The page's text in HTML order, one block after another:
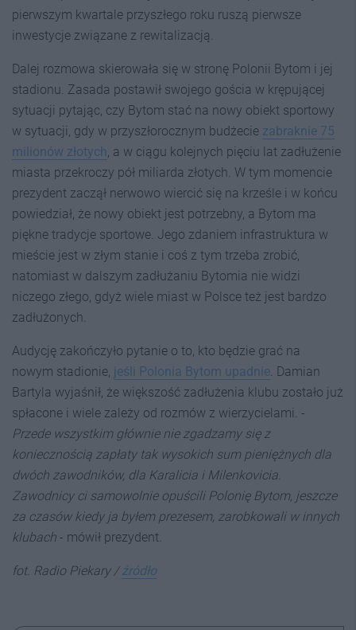
pierwszym kwartale przyszłego roku ruszą pierwsze
inwestycje związane z rewitalizacją.
Dalej rozmowa skierowała się w stronę Polonii Bytom i jej
stadionu. Zasada postawił swojego gościa w krępującej
sytuacji pytając, czy Bytom stać na nowy obiekt sportowy
w sytuacji, gdy w przyszłorocznym budżecie zabraknie 75
milionów złotych, a w ciągu kolejnych pięciu lat zadłużenie
miasta przekroczy pół miliarda złotych. W tym momencie
prezydent zaczął nerwowo wiercić się na krześle i w końcu
powiedział, że nowy obiekt jest potrzebny, a Bytom ma
piękne tradycje sportowe. Jego zdaniem infrastruktura w
mieście jest w złym stanie i coś z tym trzeba zrobić,
natomiast w dalszym zadłużaniu Bytomia nie widzi
niczego złego, gdyż wiele miast w Polsce też jest bardzo
zadłużonych.
Audycję zakończyło pytanie o to, kto będzie grać na
nowym stadionie, jeśli Polonia Bytom upadnie. Damian
Bartyla wyjaśnił, że większość zadłużenia klubu zostało już
spłacone i wiele zależy od rozmów z wierzycielami. -
Przede wszystkim głównie nie zgadzamy się z
koniecznością zapłaty tak wysokich sum pieniężnych dla
dwóch zawodników, dla Karalicia i Milenkovicia.
Zawodnicy ci samowolnie opuścili Polonię Bytom, jeszcze
za czasów kiedy ja byłem prezesem, zarobkowali w innych
klubach - mówił prezydent.
fot. Radio Piekary /źródło